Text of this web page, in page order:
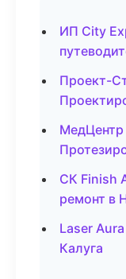
ИП City
Проект-
МедЦентр
СК Finish
ремонт в
Laser
Калуга